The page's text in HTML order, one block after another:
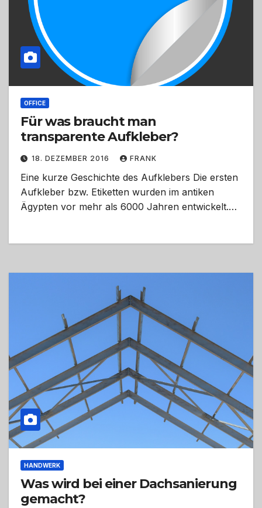
OFFICE
Für was braucht man
transparente Aufkleber?
18. DEZEMBER 2016 FRANK
Eine kurze Geschichte des Aufklebers Die ersten
Aufkleber bzw. Etiketten wurden im antiken
Ägypten vor mehr als 6000 Jahren entwickelt.…
HANDWERK
Was wird bei einer Dachsanierung
gemacht?